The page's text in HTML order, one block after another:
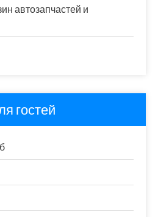
автозапчастей и
гостей